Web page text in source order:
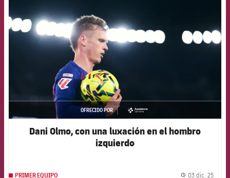
OFRECIDO POR
asistencia
Dani Olmo, con una luxación en el hombro
izquierdo
PRIMER EQUIPO 03 dic. 25